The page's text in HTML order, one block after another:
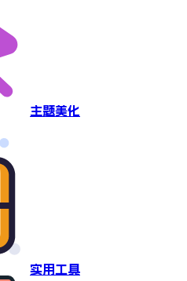
主题美化
实用工具